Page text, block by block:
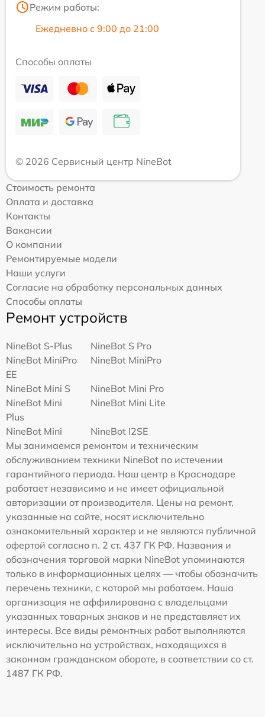
Режим работы:
Ежедневно с 9:00 до 21:00
Способы оплаты
© 2026 Сервисный центр NineBot
Стоимость ремонта
Оплата и доставка
Контакты
Вакансии
О компании
Ремонтируемые модели
Наши услуги
Согласие на обработку персональных данных
Способы оплаты
Ремонт устройств
NineBot S-Plus
NineBot S Pro
NineBot MiniPro
EE
NineBot MiniPro
NineBot Mini S
NineBot Mini Pro
NineBot Mini
Plus
NineBot Mini Lite
NineBot Mini
NineBot I2SE
Мы занимаемся ремонтом и техническим
обслуживанием техники NineBot по истечении
гарантийного периода. Наш центр в Краснодаре
работает независимо и не имеет официальной
авторизации от производителя. Цены на ремонт,
указанные на сайте, носят исключительно
ознакомительный характер и не являются публичной
офертой согласно п. 2 ст. 437 ГК РФ. Названия и
обозначения торговой марки NineBot упоминаются
только в информационных целях — чтобы обозначить
перечень техники, с которой мы работаем. Наша
организация не аффилирована с владельцами
указанных товарных знаков и не представляет их
интересы. Все виды ремонтных работ выполняются
исключительно на устройствах, находящихся в
законном гражданском обороте, в соответствии со ст.
1487 ГК РФ.